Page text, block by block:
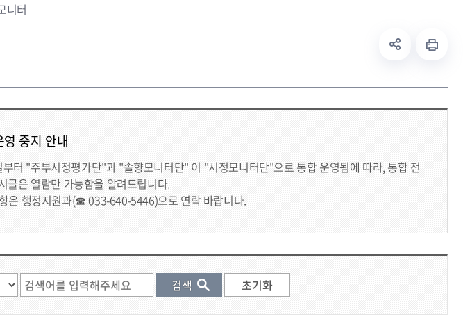
니터
중지 안내
터 "주부시정평가단"과 "솔향모니터단" 이 "시정모니터단"으로 통합 운영됨에 따라, 통합 전
글은 열람만 가능함을 알려드립니다.
은 행정지원과(☎ 033-640-5446)으로 연락 바랍니다.